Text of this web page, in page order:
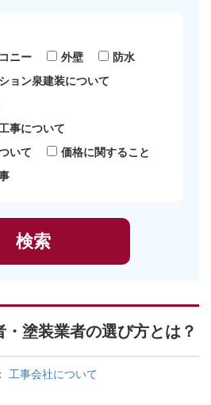
ニー
外壁
防水
ョン泉建装について
事について
いて
価格に関すること
・塗装業者の選び方とは？
工事会社について